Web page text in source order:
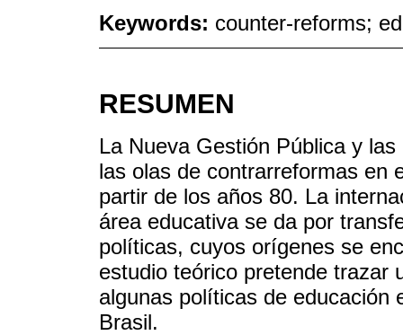
Keywords: counter-reforms;
RESUMEN
La Nueva Gestión Pública y
las olas de contrarreformas en
partir de los años 80. La
área educativa se da por
políticas, cuyos orígenes se
estudio teórico pretende trazar
algunas políticas de educación
Brasil.